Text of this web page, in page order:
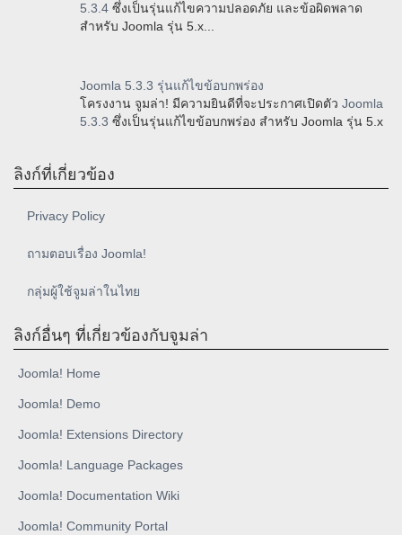
5.3.4 ซึ่งเป็นรุ่นแก้ไขความปลอดภัย และข้อผิดพลาด
สำหรับ Joomla รุ่น 5.x...
Joomla 5.3.3 รุ่นแก้ไขข้อบกพร่อง
โครงงาน จูมล่า! มีความยินดีที่จะประกาศเปิดตัว Joomla
5.3.3 ซึ่งเป็นรุ่นแก้ไขข้อบกพร่อง สำหรับ Joomla รุ่น 5.x
ลิงก์ที่เกี่ยวข้อง
Privacy Policy
ถามตอบเรื่อง Joomla!
กลุ่มผู้ใช้จูมล่าในไทย
ลิงก์อื่นๆ ที่เกี่ยวข้องกับจูมล่า
Joomla! Home
Joomla! Demo
Joomla! Extensions Directory
Joomla! Language Packages
Joomla! Documentation Wiki
Joomla! Community Portal